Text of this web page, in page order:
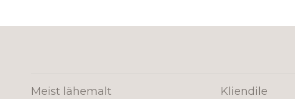
Meist lähemalt Kliendile